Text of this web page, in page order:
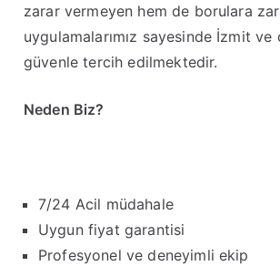
zarar vermeyen hem de borulara
uygulamalarımız sayesinde İzmit ve
güvenle tercih edilmektedir.
Neden Biz?
7/24 Acil müdahale
Uygun fiyat garantisi
Profesyonel ve deneyimli ekip